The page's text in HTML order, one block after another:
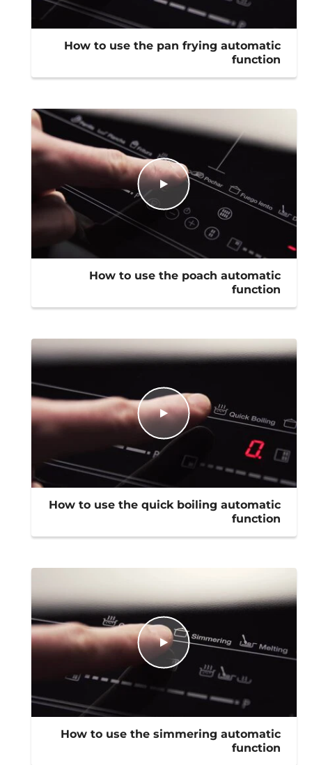
How to use the pan frying automatic
function
How to use the poach automatic
function
How to use the quick boiling automatic
function
How to use the simmering automatic
function